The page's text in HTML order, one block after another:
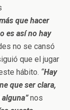
que hacer
es así no hay
no se cansó
que el jugar
hábito. “Hay
que ser clara,
nos